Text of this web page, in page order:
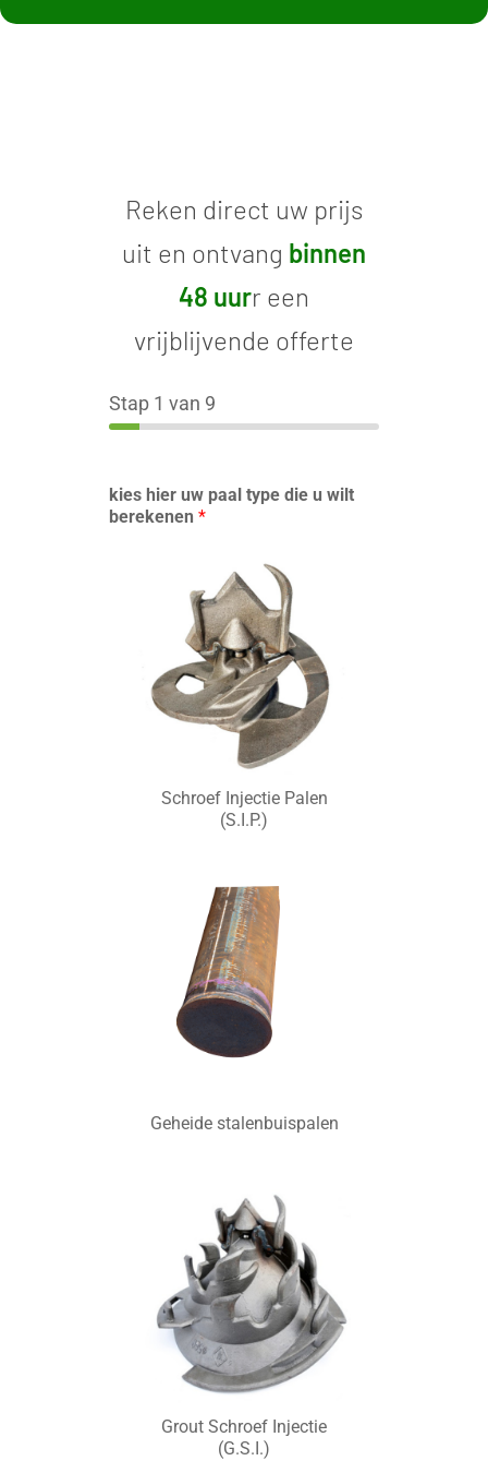
Reken direct uw prijs
uit en ontvang binnen
48 uurr een
vrijblijvende offerte
Stap 1 van 9
kies hier uw paal type die u wilt
berekenen *
Schroef Injectie Palen
(S.I.P.)
Geheide stalenbuispalen
Grout Schroef Injectie
(G.S.I.)